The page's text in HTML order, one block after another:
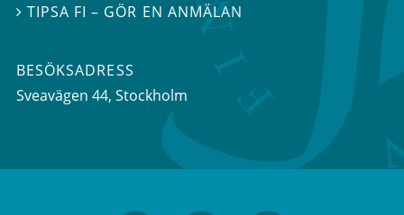
TIPSA FI – GÖR EN ANMÄLAN
BESÖKSADRESS
Sveavägen 44, Stockholm